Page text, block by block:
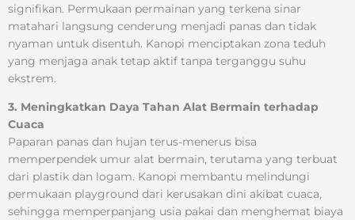
signifikan. Permukaan permainan yang terkena sinar
matahari langsung cenderung menjadi panas dan tidak
nyaman untuk disentuh. Kanopi menciptakan zona teduh
yang menjaga anak tetap aktif tanpa terganggu suhu
ekstrem.
3. Meningkatkan Daya Tahan Alat Bermain terhadap
Cuaca
Paparan panas dan hujan terus-menerus bisa
memperpendek umur alat bermain, terutama yang terbuat
dari plastik dan logam. Kanopi membantu melindungi
permukaan playground dari kerusakan dini akibat cuaca,
sehingga memperpanjang usia pakai dan menghemat biaya